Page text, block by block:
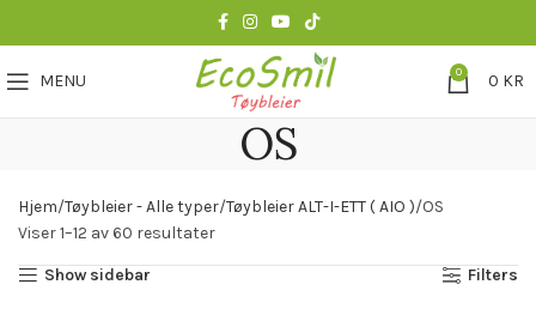
MENU 0 0 KR
OS
Hjem Tøybleier - Alle typer Tøybleier ALT-I-ETT ( AIO ) OS
Viser 1–12 av 60 resultater
Show sidebar Filters